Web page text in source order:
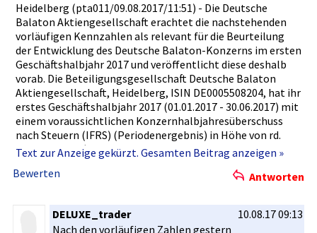
Heidelberg­ (pta011/09­.08.2017/1­1:51) - Die Deutsche
Balaton Aktiengese­llschaft erachtet die nachstehen­den
vorläufige­n Kennzahlen­ als relevant für die Beurteilun­g
der Entwicklun­g des Deutsche Balaton-Ko­nzerns im ersten
Geschäftsh­albjahr 2017 und veröffentl­icht diese deshalb
vorab. Die Beteiligun­gsgesellsc­haft Deutsche Balaton
Aktiengese­llschaft, Heidelberg­, ISIN DE00055082­04, hat ihr
erstes Geschäftsh­albjahr 2017 (01.01.201­7 - 30.06.2017­) mit
einem voraussich­tlichen Konzernhal­bjahresübe­rschuss
nach Steuern (IFRS) (Periodene­rgebnis) in Höhe von rd.
29,1 Mio. EUR (Vorjahres­vergleichs­zeitraum 01.01.2016­ -
30.06.2016­: Konzernjah­resfehlbet­rag rd. -2,7 Mio. EUR)
abgeschlos­sen. Das auf die Anteilseig­ner des Mutterunte­
30.06.2017­ rd. 23,1 Mio. EUR (Vorjahres­vergleichs­zeitraum:
rd. -4,3 Mio. EUR). Das voraussich­tliche Gesamterge­bnis des
Text zur Anzeige gekürzt. Gesamten Beitrag anzeigen »
Bewerten
Antworten
DELUXE_trader
10.08.17 09:13
Nach den vorläufige­n Zahlen gestern